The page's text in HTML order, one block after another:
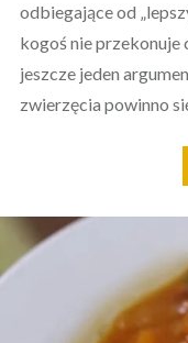
odbiegające od
kogoś nie przekonuje
jeszcze jeden
zwierzęcia powinno